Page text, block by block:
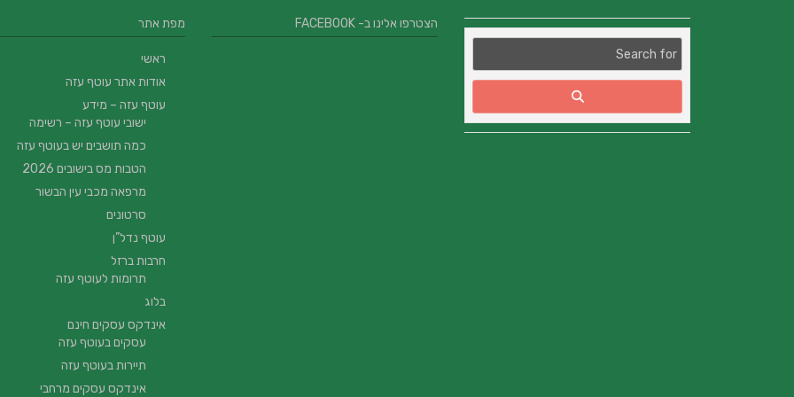
מפת אתר
ראשי
אודות אתר עוטף עזה
עוטף עזה – מידע
ישובי עוטף עזה – רשימה
כמה תושבים יש בעוטף עזה
הטבות מס בישובים 2026
מרפאה מכבי עין הבשור
סרטונים
עוטף נדל”ן
חרבות ברזל
תרומות לעוטף עזה
בלוג
אינדקס עסקים חינם
עסקים בעוטף עזה
תיירות בעוטף עזה
אינדקס עסקים מרחבי
הצטרפו אלינו ב- FACEBOOK